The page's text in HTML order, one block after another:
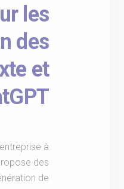
les
des
et
à
des
de